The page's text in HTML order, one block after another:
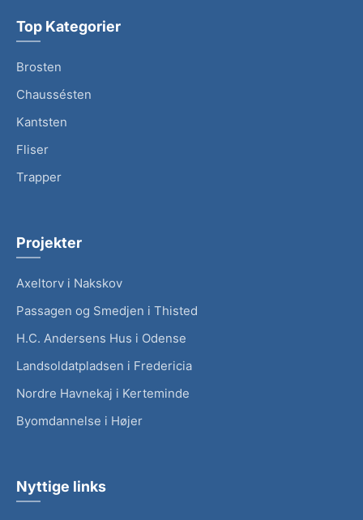
Top Kategorier
Brosten
Chaussésten
Kantsten
Fliser
Trapper
Projekter
Axeltorv i Nakskov
Passagen og Smedjen i Thisted
H.C. Andersens Hus i Odense
Landsoldatpladsen i Fredericia
Nordre Havnekaj i Kerteminde
Byomdannelse i Højer
Nyttige links